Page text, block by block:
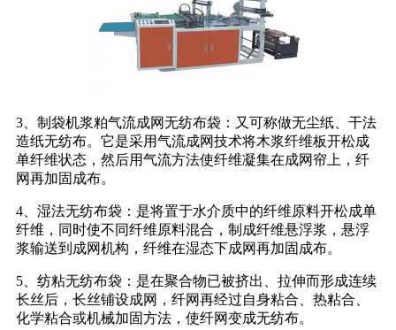
3、制袋机浆粕气流成网无纺布袋：又可称做无尘纸、干法
造纸无纺布。它是采用气流成网技术将木浆纤维板开松成
单纤维状态，然后用气流方法使纤维凝集在成网帘上，纤
网再加固成布。
4、湿法无纺布袋：是将置于水介质中的纤维原料开松成单
纤维，同时使不同纤维原料混合，制成纤维悬浮浆，悬浮
浆输送到成网机构，纤维在湿态下成网再加固成布。
5、纺粘无纺布袋：是在聚合物已被挤出、拉伸而形成连续
长丝后，长丝铺设成网，纤网再经过自身粘合、热粘合、
化学粘合或机械加固方法，使纤网变成无纺布。